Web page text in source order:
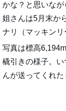
かな？と思いな
姐さんは5月末か
ナリ（マッキンリ
写真は標高
橇引きの様子。
んが送ってくれた